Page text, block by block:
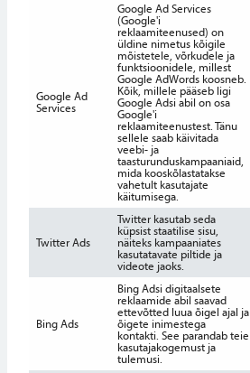
Google Ad
Services
Google Ad Services
(Google'i
reklaamiteenused) on
üldine nimetus kõigile
mõistetele, võrkudele ja
funktsioonidele, millest
Google AdWords koosneb.
Kõik, millele pääseb ligi
Google Adsi abil on osa
Google'i
reklaamiteenustest. Tänu
sellele saab käivitada
veebi- ja
taasturunduskampaaniaid,
mida kooskõlastatakse
vahetult kasutajate
käitumisega.
Twitter Ads
Twitter kasutab seda
küpsist staatilise sisu,
näiteks kampaaniates
kasutatavate piltide ja
videote jaoks.
Bing Ads
Bing Adsi digitaalsete
reklaamide abil saavad
ettevõtted luua õigel ajal ja
õigete inimestega
kontakti. See parandab teie
kasutajakogemust ja
tulemusi.